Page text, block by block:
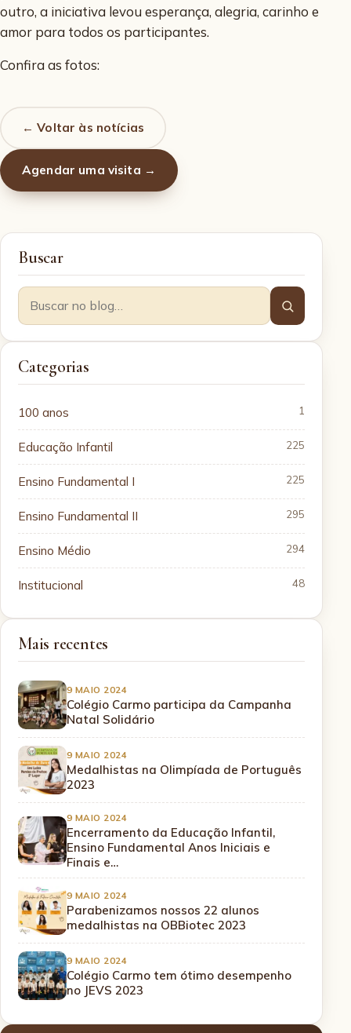
outro, a iniciativa levou esperança, alegria, carinho e
amor para todos os participantes.
Confira as fotos:
← Voltar às notícias
Agendar uma visita →
Buscar
Categorias
100 anos 1
Educação Infantil 225
Ensino Fundamental I 225
Ensino Fundamental II 295
Ensino Médio 294
Institucional 48
Mais recentes
9 MAIO 2024
Colégio Carmo participa da Campanha
Natal Solidário
9 MAIO 2024
Medalhistas na Olimpíada de Português
2023
9 MAIO 2024
Encerramento da Educação Infantil,
Ensino Fundamental Anos Iniciais e
Finais e…
9 MAIO 2024
Parabenizamos nossos 22 alunos
medalhistas na OBBiotec 2023
9 MAIO 2024
Colégio Carmo tem ótimo desempenho
no JEVS 2023